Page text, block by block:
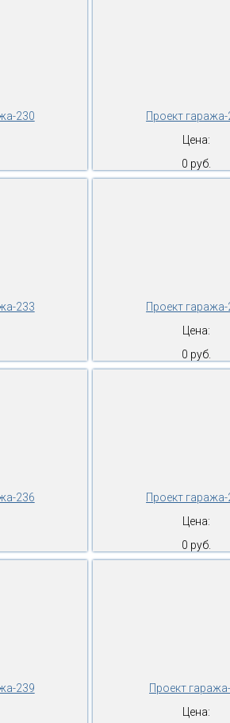
230
Проект
Цена:
0 руб.
233
Проект
Цена:
0 руб.
236
Проект
Цена:
0 руб.
239
Проект
Цена: